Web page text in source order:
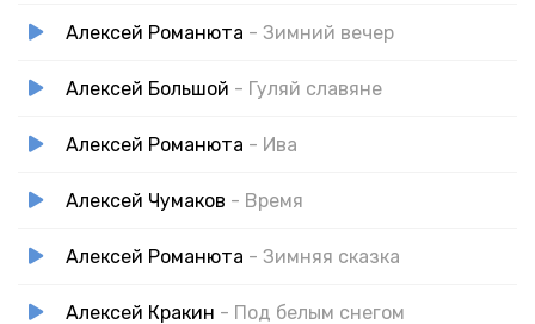
Алексей Романюта - Зимний вечер
Алексей Большой - Гуляй славяне
Алексей Романюта - Ива
Алексей Чумаков - Время
Алексей Романюта - Зимняя сказка
Алексей Кракин - Под белым снегом